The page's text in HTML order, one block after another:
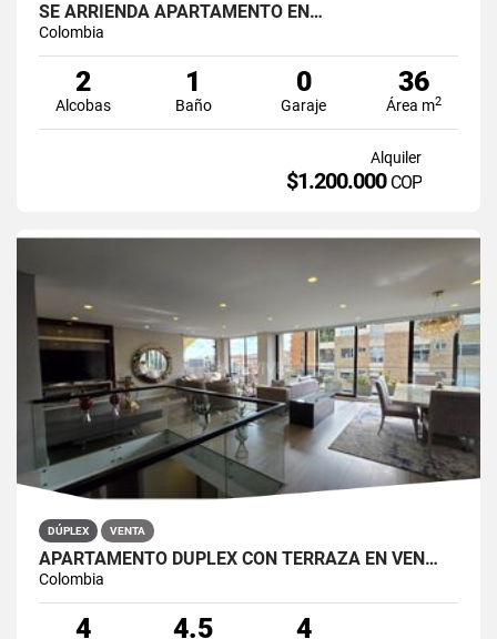
SE ARRIENDA APARTAMENTO EN…
Colombia
2
Alcobas
1
Baño
0
Garaje
36
Área m2
Alquiler
$1.200.000 COP
DÚPLEX VENTA
APARTAMENTO DÚPLEX CON TERRAZA EN VEN…
Colombia
4 4.5 4